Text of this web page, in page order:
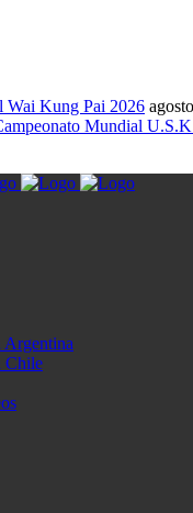
Wai Kung Pai 2026
Mundial
Argentina
Chile